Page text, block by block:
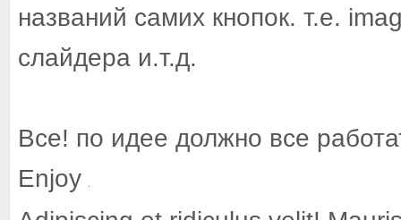
названий самих кнопок. т.е.
слайдера и.т.д.
Все! по идее должно все
Enjoy